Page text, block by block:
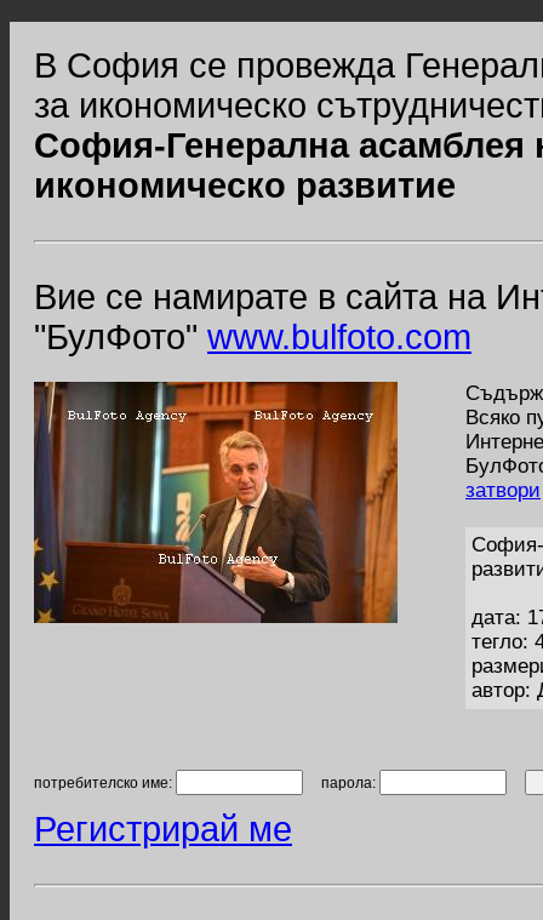
В София се провежда
за икономическо
София-Генерална асамблея
икономическо развитие
Вие се намирате в сайта на
"БулФото" www.bulfoto.com
Всяко
затвори
София-
дата:
тегло:
автор:
потребителско име: парола:
Регистрирай ме